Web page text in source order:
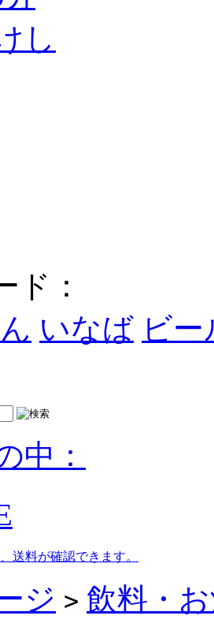
ド：
いなば ビー
中：
送料が確認できます。
ジ > 飲料・